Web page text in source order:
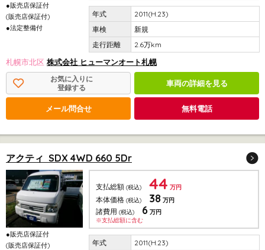
●販売店保証付
(販売店保証付)
●法定整備付
2011(H.23)
新規
2.6万km
札幌市北区 株式会社 ヒューマンオート札幌
お気に入りに
登録する
車両の詳細を見る
メール問合せ 無料電話
アクティ SDX 4WD 660 5Dr
●販売店保証付
(販売店保証付)
支払総額 (税込) 44 万円
本体価格 (税込) 38 万円
諸費用 (税込) 6 万円
※支払総額に含む
2011(H.23)